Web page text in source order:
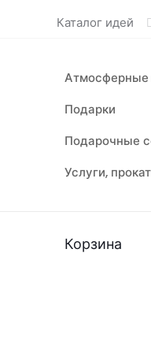
Каталог идей
Атмосферные
Подарки
Подарочные
Услуги, прокат
Корзина